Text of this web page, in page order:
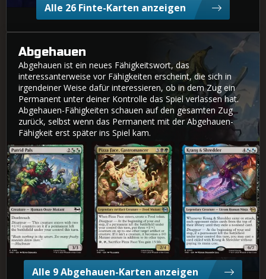
Alle 26 Finte-Karten anzeigen
Abgehauen
Abgehauen ist ein neues Fähigkeitswort, das
interessanterweise vor Fähigkeiten erscheint, die sich in
irgendeiner Weise dafür interessieren, ob in dem Zug ein
Permanent unter deiner Kontrolle das Spiel verlassen hat.
Abgehauen-Fähigkeiten schauen auf den gesamten Zug
zurück, selbst wenn das Permanent mit der Abgehauen-
Fähigkeit erst später ins Spiel kam.
Faulige Freunde Pizza Face, Gastromagier Krang & Shredder
Alle 9 Abgehauen-Karten anzeigen